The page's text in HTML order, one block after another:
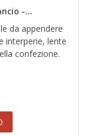
-...
da appendere
interperie, lente
confezione.